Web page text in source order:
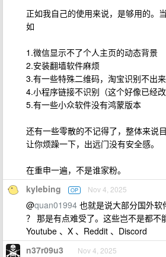
正如我自己的使用来说，是够用的。
如
1.微信显示不了个人主页的动态背景
2.安装翻墙软件麻烦
3.有一些特殊二维码，淘宝识别不出来
4.小程序链接不识别（这个好像已经改
5.有一些小众软件没有鸿蒙版本
还有一些零散的不记得了，整体来说
让你烦躁一下，出远门没有安全感。
在重申一遍，不是谁家粉。
kylebing OP Nov 4, 2025
@quan01994 也就是说大部分国外
？ 那是有点难受了。这些岂不是都不
Youtube 、X 、Reddit 、Discord
n37r09u3 Nov 4, 2025